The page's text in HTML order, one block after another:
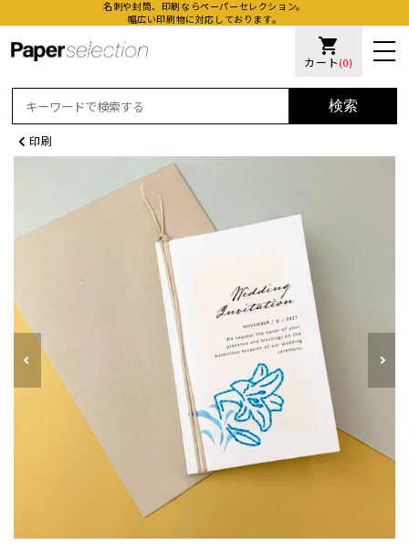
名刺や封筒、印刷ならペーパーセレクション。
幅広い印刷物に対応しております。
shopping_cart
カート (0)
検索
加工
厚盛
印刷